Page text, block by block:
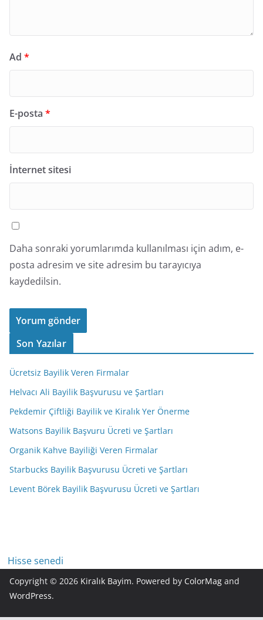
Ad *
E-posta *
İnternet sitesi
Daha sonraki yorumlarımda kullanılması için adım, e-
posta adresim ve site adresim bu tarayıcıya
kaydedilsin.
Son Yazılar
Ücretsiz Bayilik Veren Firmalar
Helvacı Ali Bayilik Başvurusu ve Şartları
Pekdemir Çiftliği Bayilik ve Kiralık Yer Önerme
Watsons Bayilik Başvuru Ücreti ve Şartları
Organik Kahve Bayiliği Veren Firmalar
Starbucks Bayilik Başvurusu Ücreti ve Şartları
Levent Börek Bayilik Başvurusu Ücreti ve Şartları
Hisse senedi
Copyright © 2026 Kiralık Bayim. Powered by ColorMag and
WordPress.